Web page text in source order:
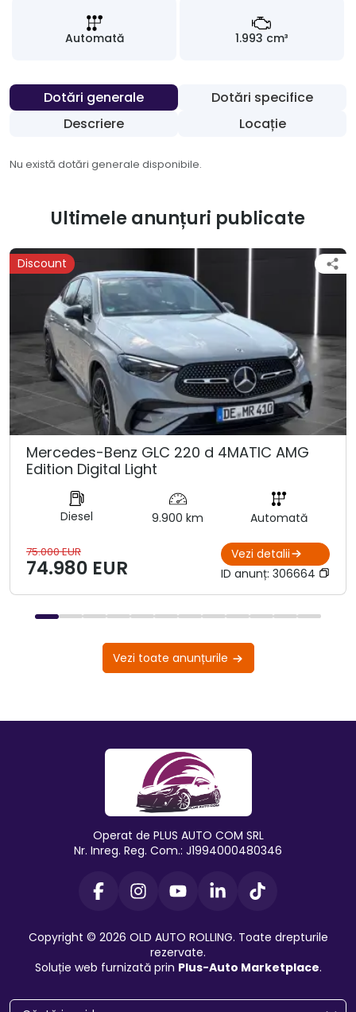
Automată 1.993 cm³
Dotări generale
Dotări specifice
Descriere
Locație
Nu există dotări generale disponibile.
Ultimele anunțuri publicate
Discount
Mercedes-Benz GLC 220 d 4MATIC AMG
Edition Digital Light
Diesel 9.900 km Automată
75.000 EUR
74.980 EUR
Vezi detalii
ID anunț: 306664
Vezi toate anunțurile
Operat de PLUS AUTO COM SRL
Nr. Inreg. Reg. Com.: J1994000480346
Copyright © 2026 OLD AUTO ROLLING. Toate drepturile
rezervate.
Soluție web furnizată prin Plus-Auto Marketplace.